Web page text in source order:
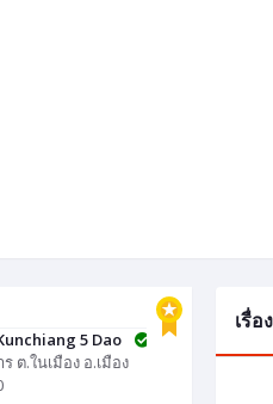
5 Dao
ต.ในเมือง อ.เมือง
เรื่